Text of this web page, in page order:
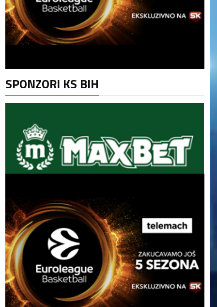
SPONZORI KS BIH